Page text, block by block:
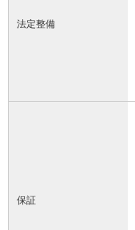
法定整備
保証